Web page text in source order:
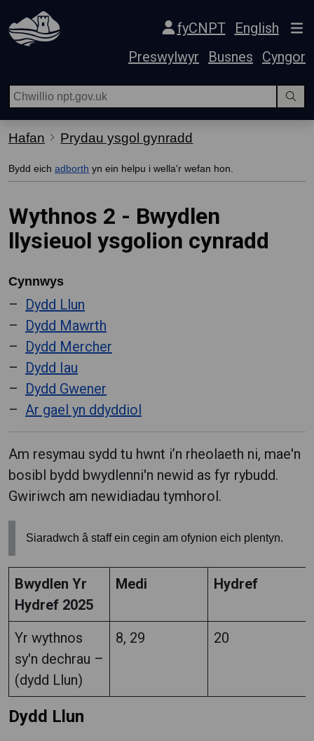
Hepgor gwe-lywio
fyCNPT
English
Preswylwyr
Busnes Cyngor
Hafan Prydau ysgol gynradd
Bydd eich adborth yn ein helpu i wella'r wefan hon.
Wythnos 2 - Bwydlen
llysieuol ysgolion cynradd
Cynnwys
Dydd Llun
Dydd Mawrth
Dydd Mercher
Dydd Iau
Dydd Gwener
Ar gael yn ddyddiol
Am resymau sydd tu hwnt i’n rheolaeth ni, mae'n
bosibl bydd bwydlenni'n newid as fyr rybudd.
Gwiriwch am newidiadau tymhorol.
Siaradwch â staff ein cegin am ofynion eich plentyn.
Bwydlen Yr
Hydref 2025
Medi Hydref
Yr wythnos
sy'n dechrau –
(dydd Llun)
8, 29 20
Dydd Llun